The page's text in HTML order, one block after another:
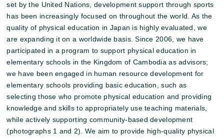
set by the United Nations, development support through sports
has been increasingly focused on throughout the world. As the
quality of physical education in Japan is highly evaluated, we
are expanding it on a worldwide basis. Since 2006, we have
participated in a program to support physical education in
elementary schools in the Kingdom of Cambodia as advisors;
we have been engaged in human resource development for
elementary schools providing basic education, such as
selecting those who promote physical education and providing
knowledge and skills to appropriately use teaching materials,
while actively supporting community-based development
(photographs 1 and 2). We aim to provide high-quality physical